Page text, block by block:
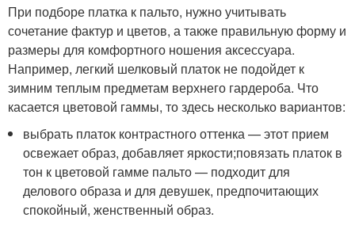
При подборе платка к пальто, нужно учитывать
сочетание фактур и цветов, а также правильную форму и
размеры для комфортного ношения аксессуара.
Например, легкий шелковый платок не подойдет к
зимним теплым предметам верхнего гардероба. Что
касается цветовой гаммы, то здесь несколько вариантов:
выбрать платок контрастного оттенка — этот прием
освежает образ, добавляет яркости;повязать платок в
тон к цветовой гамме пальто — подходит для
делового образа и для девушек, предпочитающих
спокойный, женственный образ.